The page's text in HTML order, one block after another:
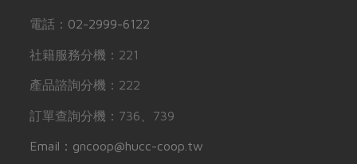
電話： 02-2999-6122
社籍服務分機：221
產品諮詢分機：222
訂單查詢分機：736、739
Email：gncoop@hucc-coop.tw